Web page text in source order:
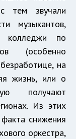
тем звучали
музыкантов,
колледжи по
(особенно
на
жизнь, или о
получают
Из этих
снижения
оркестра,